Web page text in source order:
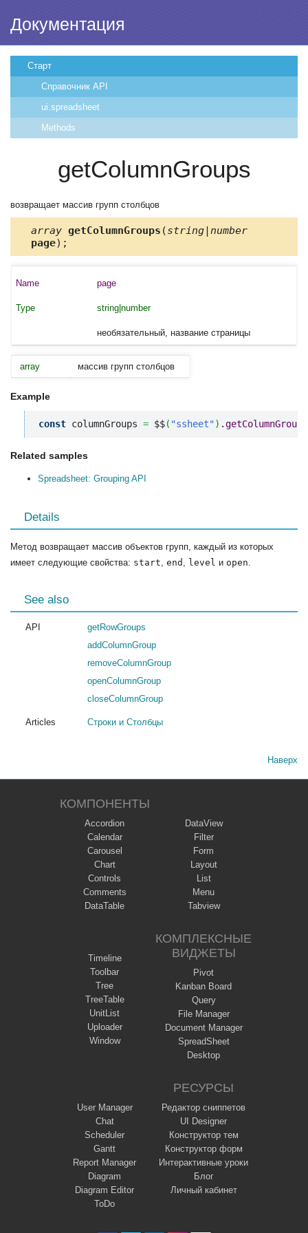
Документация
Старт
Справочник API
ui.spreadsheet
Methods
getColumnGroups
возвращает массив групп столбцов
array getColumnGroups (string|number
page);
page
string|number
необязательный, название страницы
array массив групп столбцов
Example
const columnGroups = $$( "ssheet") .getColumnGroups
Related samples
Spreadsheet: Grouping API
Details
Метод возвращает массив объектов групп, каждый из которых
имеет следующие свойства: start, end , level и open.
See also
API
getRowGroups
addColumnGroup
removeColumnGroup
openColumnGroup
closeColumnGroup
Articles Строки и Столбцы
Наверх
КОМПОНЕНТЫ
Accordion
Calendar
Carousel
Chart
Controls
Comments
DataTable
DataView
Filter
Form
Layout
List
Menu
Tabview
Timeline
Toolbar
Tree
TreeTable
UnitList
Uploader
Window
КОМПЛЕКСНЫЕ
ВИДЖЕТЫ
Pivot
Kanban Board
Query
File Manager
Document Manager
SpreadSheet
Desktop
User Manager
Chat
Scheduler
Gantt
Report Manager
Diagram
Diagram Editor
ToDo
РЕСУРСЫ
Редактор сниппетов
UI Designer
Конструктор тем
Конструктор форм
Интерактивные уроки
Блог
Личный кабинет